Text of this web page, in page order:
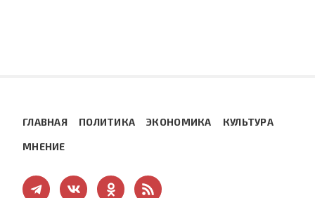
ГЛАВНАЯ ПОЛИТИКА ЭКОНОМИКА КУЛЬТУРА
МНЕНИЕ